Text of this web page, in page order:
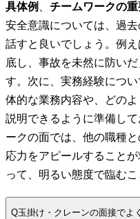
具体例
チームワークの
安全意識については、過
話すと良いでしょう。例
底し、事故を未然に防い
す。次に、実務経験につ
体的な業務内容や、どの
説明できるように準備し
ークの面では、他の職種
応力をアピールすること
って、明るい態度で臨むこ
Q玉掛け・クレーンの面接でよ